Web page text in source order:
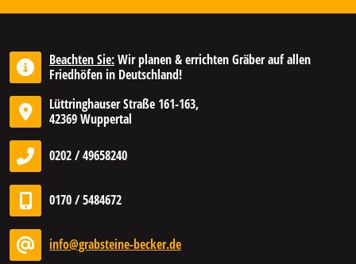
Beachten Sie:Wir planen & errichten Gräber auf allen
Friedhöfen in Deutschland!
Lüttringhauser Straße 161-163,
42369 Wuppertal
0202 / 49658240
0170 / 5484672
info@grabsteine-becker.de